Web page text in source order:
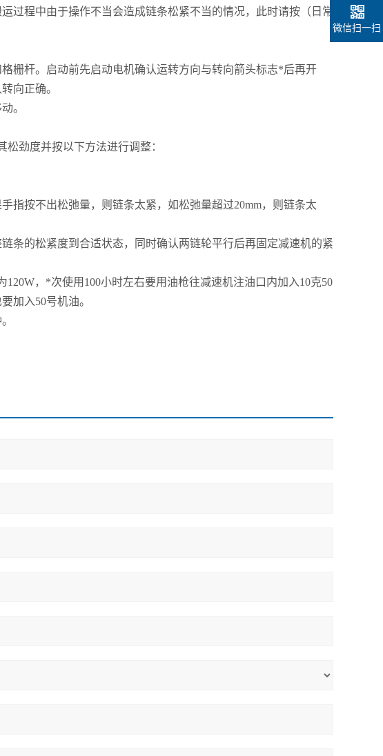
过程中由于操作不当会造成链条松紧不当的情况，此时请按（日常
栅杆。启动前先启动电机确认运转方向与转向箭头标志*后再开
向正确。
。
劲度并按以下方法进行调整：
指按不出松弛量，则链条太紧，如松弛量超过20mm，则链条太
条的松紧度到合适状态，同时确认两链轮平行后再固定减速机的紧
，*次使用100小时左右要用油枪往减速机注油口内加入10克50
加入50号机油。
微信扫一扫